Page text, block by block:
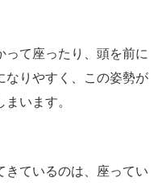
って座ったり、頭を前に
なりやすく、この姿勢が
います。
きているのは、座ってい